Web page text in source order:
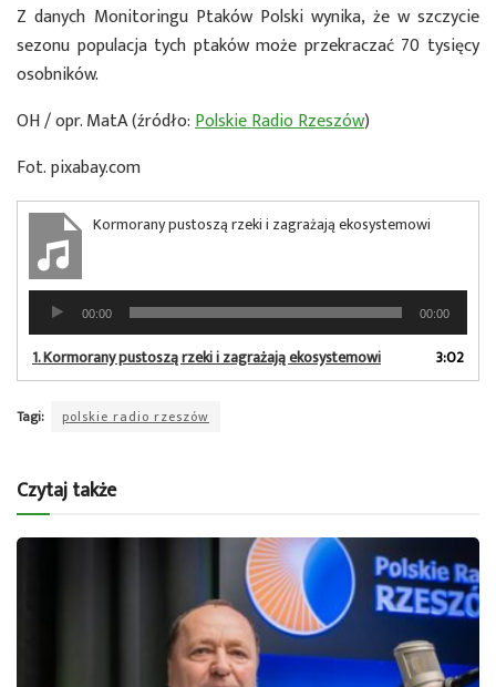
Z danych Monitoringu Ptaków Polski wynika, że w szczycie
sezonu populacja tych ptaków może przekraczać 70 tysięcy
osobników.
OH / opr. MatA (źródło:Polskie Radio Rzeszów)
Fot. pixabay.com
Kormorany pustoszą rzeki i zagrażają ekosystemowi
Odtwarzacz
plików
dźwiękowych
00:00 00:00
1.Kormorany pustoszą rzeki i zagrażają ekosystemowi 3:02
Tagi: polskie radio rzeszów
Czytaj także